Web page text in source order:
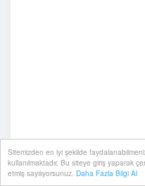
Sitemizden en iyi şekilde
kullanılmaktadır. Bu siteye giriş yaparak
etmiş sayılıyorsunuz. Daha Fazla Bilgi Al